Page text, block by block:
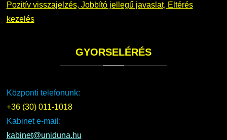
Pozitív visszajelzés, Jobbító jellegű javaslat, Eltérés
kezelés
GYORSELÉRÉS
Központi telefonunk:
+36 (30) 011-1018
Kabinet e-mail:
kabinet@uniduna.hu